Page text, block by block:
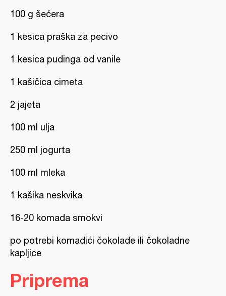
100 g šećera
1 kesica praška za pecivo
1 kesica pudinga od vanile
1 kašičica cimeta
2 jajeta
100 ml ulja
250 ml jogurta
100 ml mleka
1 kašika neskvika
16-20 komada smokvi
po potrebi komadići čokolade ili čokoladne
kapljice
Priprema